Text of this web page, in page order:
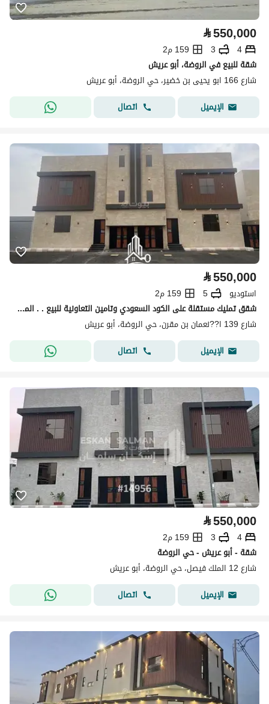
⃁550,000
4
3
159 م2
شقة للبيع في الروضة، أبو عريش
شارع 166 ابو يحيى بن خضير، حي الروضة، أبو عريش
الإيميل
اتصال
⃁550,000
استوديو 5
159 م2
شقق تمليك مستقلة على الكود السعودي وتامين التعاونية للبيع . . الموقع :- ابوعريش ( مخطط الصعدي ) ° .
شارع 139 ا??نعمان بن مقرن، حي الروضة، أبو عريش
الإيميل
اتصال
⃁550,000
4
3
159 م2
شقة - أبو عريش - حي الروضة
شارع 12 الملك فيصل، حي الروضة، أبو عريش
الإيميل
اتصال